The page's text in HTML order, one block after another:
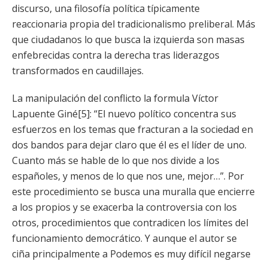
discurso, una filosofía política típicamente
reaccionaria propia del tradicionalismo preliberal. Más
que ciudadanos lo que busca la izquierda son masas
enfebrecidas contra la derecha tras liderazgos
transformados en caudillajes.
La manipulación del conflicto la formula Víctor
Lapuente Giné[5]: “El nuevo político concentra sus
esfuerzos en los temas que fracturan a la sociedad en
dos bandos para dejar claro que él es el líder de uno.
Cuanto más se hable de lo que nos divide a los
españoles, y menos de lo que nos une, mejor…”. Por
este procedimiento se busca una muralla que encierre
a los propios y se exacerba la controversia con los
otros, procedimientos que contradicen los límites del
funcionamiento democrático. Y aunque el autor se
ciña principalmente a Podemos es muy difícil negarse